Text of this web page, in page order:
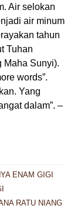
Air selokan
air minum
tahun
Tuhan
Maha Sunyi).
words”.
Yang
dalam”. –
ENAM GIGI
RATU NIANG